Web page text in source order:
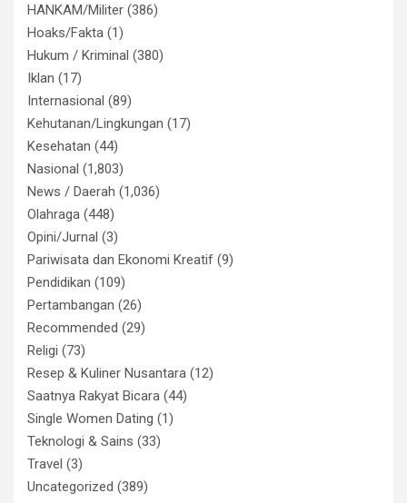
HANKAM/Militer (386)
Hoaks/Fakta (1)
Hukum / Kriminal (380)
Iklan (17)
Internasional (89)
Kehutanan/Lingkungan (17)
Kesehatan (44)
Nasional (1,803)
News / Daerah (1,036)
Olahraga (448)
Opini/Jurnal (3)
Pariwisata dan Ekonomi Kreatif (9)
Pendidikan (109)
Pertambangan (26)
Recommended (29)
Religi (73)
Resep & Kuliner Nusantara (12)
Saatnya Rakyat Bicara (44)
Single Women Dating (1)
Teknologi & Sains (33)
Travel (3)
Uncategorized (389)